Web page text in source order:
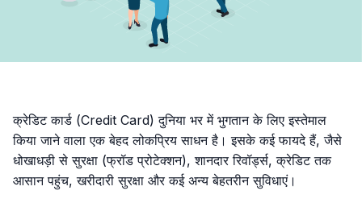
क्रेडिट कार्ड (Credit Card) दुनिया भर में भुगतान के लिए इस्तेमाल
किया जाने वाला एक बेहद लोकप्रिय साधन है। इसके कई फायदे हैं, जैसे
धोखाधड़ी से सुरक्षा (फ्रॉड प्रोटेक्शन), शानदार रिवॉर्ड्स, क्रेडिट तक
आसान पहुंच, खरीदारी सुरक्षा और कई अन्य बेहतरीन सुविधाएं।